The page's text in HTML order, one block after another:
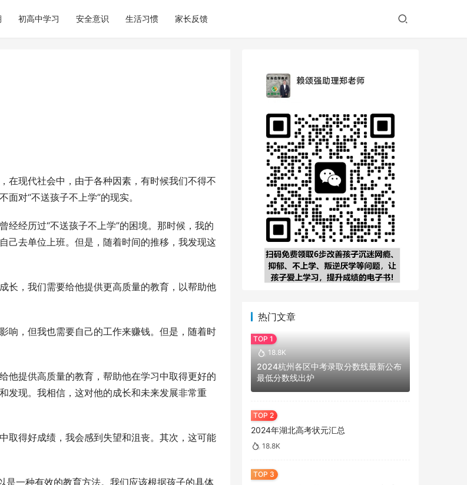
初高中学习 安全意识 生活习惯 家长反馈
在现代社会中，由于各种因素，有时候我们不得不
对“不送孩子不上学”的现实。
经历过“不送孩子不上学”的困境。那时候，我的
己去单位上班。但是，随着时间的推移，我发现这
长，我们需要给他提供更高质量的教育，以帮助他
响，但我也需要自己的工作来赚钱。但是，随着时
他提供高质量的教育，帮助他在学习中取得更好的
发现。我相信，这对他的成长和未来发展非常重
取得好成绩，我会感到失望和沮丧。其次，这可能
是一种有效的教育方法。我们应该根据孩子的具体
热门文章
18.8K
2024杭州各区中考录取分数线最新公布
最低分数线出炉
2024年湖北高考状元汇总
18.8K